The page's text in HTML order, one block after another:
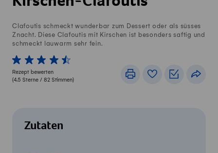
Clafoutis schmeckt wunderbar zum Dessert oder als süsses
Znacht. Diese Clafoutis mit Kirschen ist besonders saftig und
schmeckt lauwarm sehr fein.
1 von 5 Sterne
2 von 5 Sterne
3 von 5 Sterne
4 von 5 Sterne
5 von 5 Sterne
Rezept bewerten
(4.5 Sterne / 82 Stimmen)
DruckenRezeptbuch
Zutaten